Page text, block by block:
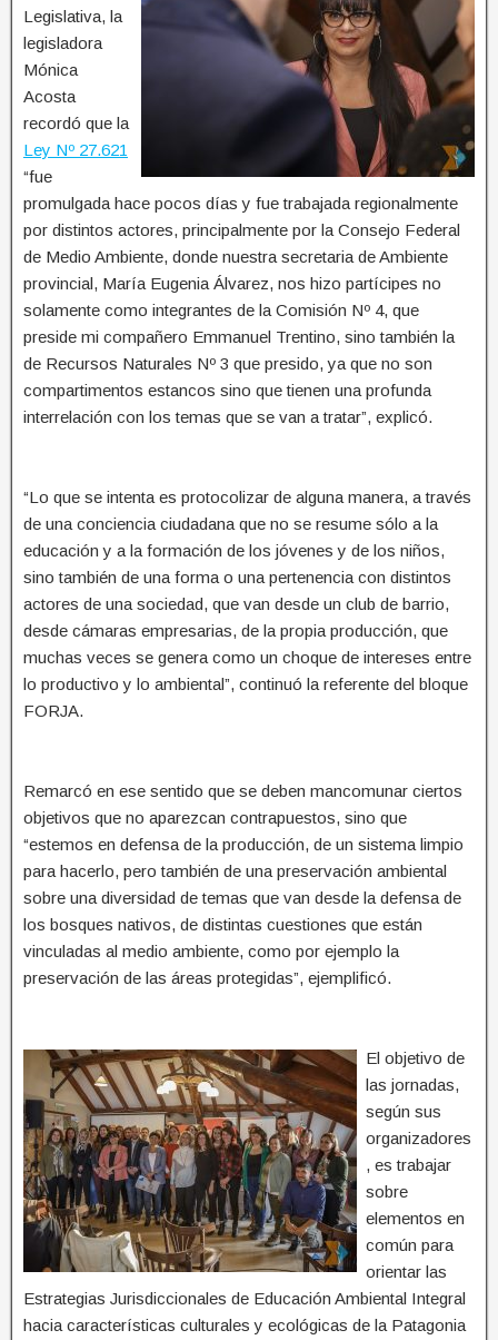
Legislativa, la
legisladora
Mónica
Acosta
recordó que la
Ley Nº 27.621
“fue
promulgada hace pocos días y fue trabajada regionalmente
por distintos actores, principalmente por la Consejo Federal
de Medio Ambiente, donde nuestra secretaria de Ambiente
provincial, María Eugenia Álvarez, nos hizo partícipes no
solamente como integrantes de la Comisión Nº 4, que
preside mi compañero Emmanuel Trentino, sino también la
de Recursos Naturales Nº 3 que presido, ya que no son
compartimentos estancos sino que tienen una profunda
interrelación con los temas que se van a tratar”, explicó.
“Lo que se intenta es protocolizar de alguna manera, a través
de una conciencia ciudadana que no se resume sólo a la
educación y a la formación de los jóvenes y de los niños,
sino también de una forma o una pertenencia con distintos
actores de una sociedad, que van desde un club de barrio,
desde cámaras empresarias, de la propia producción, que
muchas veces se genera como un choque de intereses entre
lo productivo y lo ambiental”, continuó la referente del bloque
FORJA.
Remarcó en ese sentido que se deben mancomunar ciertos
objetivos que no aparezcan contrapuestos, sino que
“estemos en defensa de la producción, de un sistema limpio
para hacerlo, pero también de una preservación ambiental
sobre una diversidad de temas que van desde la defensa de
los bosques nativos, de distintas cuestiones que están
vinculadas al medio ambiente, como por ejemplo la
preservación de las áreas protegidas”, ejemplificó.
El objetivo de
las jornadas,
según sus
organizadores
, es trabajar
sobre
elementos en
común para
orientar las
Estrategias Jurisdiccionales de Educación Ambiental Integral
hacia características culturales y ecológicas de la Patagonia